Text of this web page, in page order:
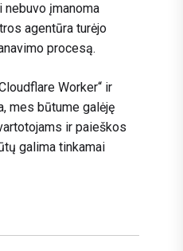
nebuvo įmanoma
agentūra turėjo
procesą.
Worker“ ir
mes būtume galėję
ir paieškos
galima tinkamai